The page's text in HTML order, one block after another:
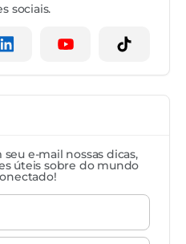
sociais.
e-mail nossas dicas,
úteis sobre do mundo